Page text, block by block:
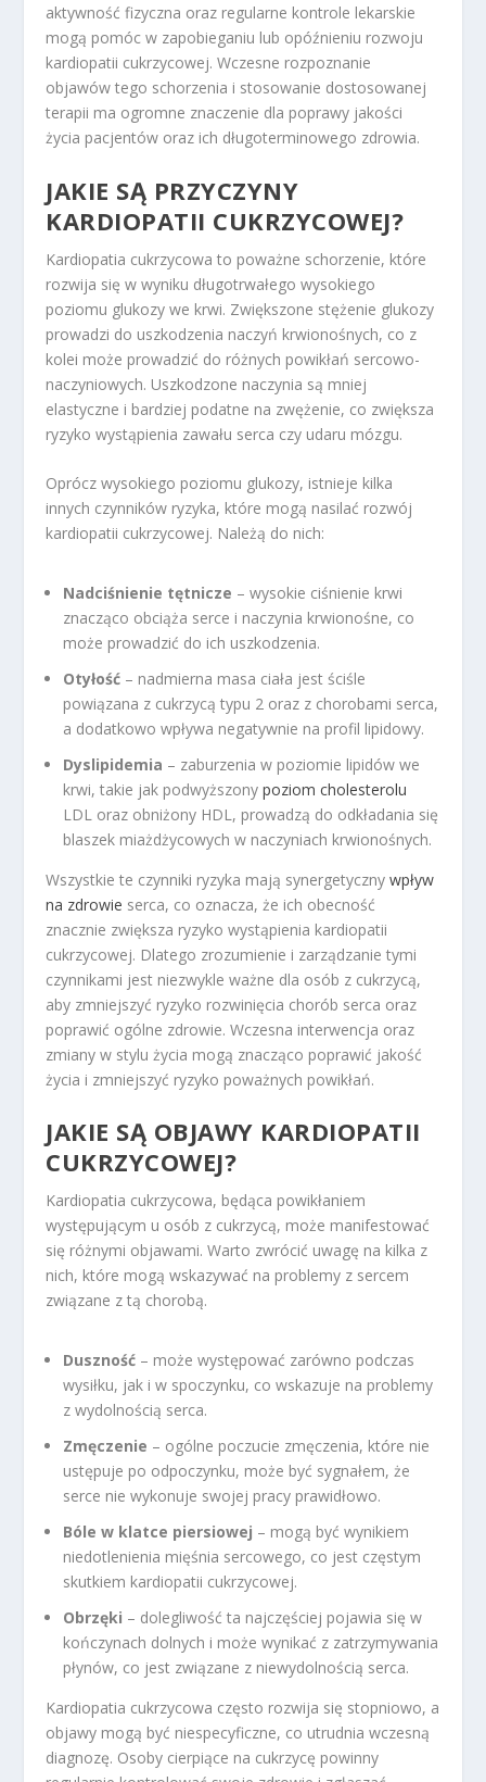
aktywność fizyczna oraz regularne kontrole lekarskie
mogą pomóc w zapobieganiu lub opóźnieniu rozwoju
kardiopatii cukrzycowej. Wczesne rozpoznanie
objawów tego schorzenia i stosowanie dostosowanej
terapii ma ogromne znaczenie dla poprawy jakości
życia pacjentów oraz ich długoterminowego zdrowia.
JAKIE SĄ PRZYCZYNY
KARDIOPATII CUKRZYCOWEJ?
Kardiopatia cukrzycowa to poważne schorzenie, które
rozwija się w wyniku długotrwałego wysokiego
poziomu glukozy we krwi. Zwiększone stężenie glukozy
prowadzi do uszkodzenia naczyń krwionośnych, co z
kolei może prowadzić do różnych powikłań sercowo-
naczyniowych. Uszkodzone naczynia są mniej
elastyczne i bardziej podatne na zwężenie, co zwiększa
ryzyko wystąpienia zawału serca czy udaru mózgu.
Oprócz wysokiego poziomu glukozy, istnieje kilka
innych czynników ryzyka, które mogą nasilać rozwój
kardiopatii cukrzycowej. Należą do nich:
Nadciśnienie tętnicze – wysokie ciśnienie krwi
znacząco obciąża serce i naczynia krwionośne, co
może prowadzić do ich uszkodzenia.
Otyłość – nadmierna masa ciała jest ściśle
powiązana z cukrzycą typu 2 oraz z chorobami serca,
a dodatkowo wpływa negatywnie na profil lipidowy.
Dyslipidemia – zaburzenia w poziomie lipidów we
krwi, takie jak podwyższonypoziom cholesterolu
LDL oraz obniżony HDL, prowadzą do odkładania się
blaszek miażdżycowych w naczyniach krwionośnych.
Wszystkie te czynniki ryzyka mają synergetycznywpływ
na zdrowie serca, co oznacza, że ich obecność
znacznie zwiększa ryzyko wystąpienia kardiopatii
cukrzycowej. Dlatego zrozumienie i zarządzanie tymi
czynnikami jest niezwykle ważne dla osób z cukrzycą,
aby zmniejszyć ryzyko rozwinięcia chorób serca oraz
poprawić ogólne zdrowie. Wczesna interwencja oraz
zmiany w stylu życia mogą znacząco poprawić jakość
życia i zmniejszyć ryzyko poważnych powikłań.
JAKIE SĄ OBJAWY KARDIOPATII
CUKRZYCOWEJ?
Kardiopatia cukrzycowa, będąca powikłaniem
występującym u osób z cukrzycą, może manifestować
się różnymi objawami. Warto zwrócić uwagę na kilka z
nich, które mogą wskazywać na problemy z sercem
związane z tą chorobą.
Duszność – może występować zarówno podczas
wysiłku, jak i w spoczynku, co wskazuje na problemy
z wydolnością serca.
Zmęczenie – ogólne poczucie zmęczenia, które nie
ustępuje po odpoczynku, może być sygnałem, że
serce nie wykonuje swojej pracy prawidłowo.
Bóle w klatce piersiowej – mogą być wynikiem
niedotlenienia mięśnia sercowego, co jest częstym
skutkiem kardiopatii cukrzycowej.
Obrzęki – dolegliwość ta najczęściej pojawia się w
kończynach dolnych i może wynikać z zatrzymywania
płynów, co jest związane z niewydolnością serca.
Kardiopatia cukrzycowa często rozwija się stopniowo, a
objawy mogą być niespecyficzne, co utrudnia wczesną
diagnozę. Osoby cierpiące na cukrzycę powinny